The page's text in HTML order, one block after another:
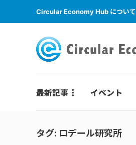
Circular Economy Hub について
最新記事 イベント
タグ: ロデール研究所